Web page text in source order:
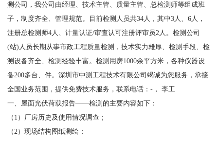
测公司，我公司由经理、技术主管、质量主管、总检测师等组成班
子，制度齐全、管理规范。目前检测人员共34人，其中3人、6人，
注册总检测师4人、计量认证/审查认可注册评审员2人。检测公司
(站)人员长期从事市政工程质量检测，技术实力雄厚、检测手段、检
测设备齐全、检测经验丰富。检测用房1000余平方米，各种仪器设
备200多台、件。深圳市中测工程技术有限公司竭诚为您服务，承接
全国业务范围，提供免费技术服务，联系电话：-， 李工
一、屋面光伏荷载报告——检测的主要内容如下：
（1）厂房历史及使用情况调查；
（2）现场结构图纸测绘；